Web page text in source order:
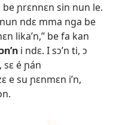
be ɲrɛnnɛn sin nun le.
ndɛ mma nga be
lika’n,” be fa kan
i ndɛ. I sɔ’n ti, ɔ
é ɲán
e su ɲɛnmɛn i’n,